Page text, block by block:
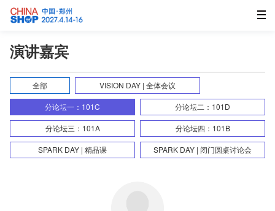
演讲嘉宾
全部 VISION DAY | 全体会议
分论坛一：101C 分论坛二：101D
分论坛三：101A 分论坛四：101B
SPARK DAY | 精品课 SPARK DAY | 闭门圆桌讨论会